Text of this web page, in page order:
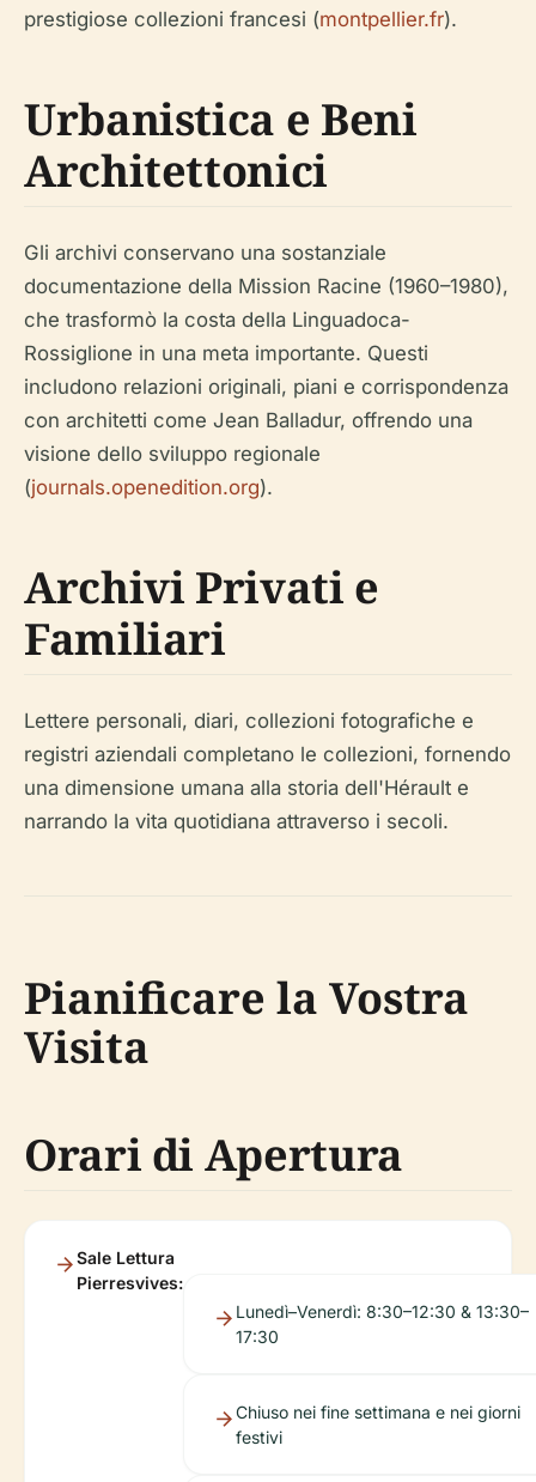
prestigiose collezioni francesi (montpellier.fr).
Urbanistica e Beni
Architettonici
Gli archivi conservano una sostanziale
documentazione della Mission Racine (1960–1980),
che trasformò la costa della Linguadoca-
Rossiglione in una meta importante. Questi
includono relazioni originali, piani e corrispondenza
con architetti come Jean Balladur, offrendo una
visione dello sviluppo regionale
(journals.openedition.org).
Archivi Privati e
Familiari
Lettere personali, diari, collezioni fotografiche e
registri aziendali completano le collezioni, fornendo
una dimensione umana alla storia dell'Hérault e
narrando la vita quotidiana attraverso i secoli.
Pianificare la Vostra
Visita
Orari di Apertura
Sale Lettura
Pierresvives:
Lunedì–Venerdì: 8:30–12:30 & 13:30–
17:30
Chiuso nei fine settimana e nei giorni
festivi